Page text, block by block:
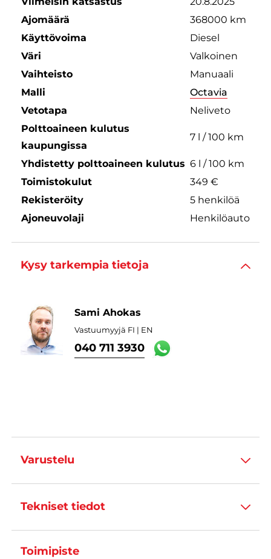
Ajomäärä
368000 km
Käyttövoima
Diesel
Väri
Valkoinen
Vaihteisto
Manuaali
Malli
Octavia
Vetotapa
Neliveto
Polttoaineen kulutus
kaupungissa
7 l / 100 km
Yhdistetty polttoaineen kulutus 6 l / 100 km
Toimistokulut
349 €
Rekisteröity
5 henkilöä
Ajoneuvolaji
Henkilöauto
Kysy tarkempia tietoja
Sami Ahokas
Vastuumyyjä FI | EN
040 711 3930
Varustelu
Tekniset tiedot
Toimipiste